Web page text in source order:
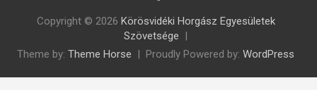
Copyright © 2026 Körösvidéki Horgász Egyesületek
Szövetsége
Theme by: Theme Horse Proudly Powered by: WordPress